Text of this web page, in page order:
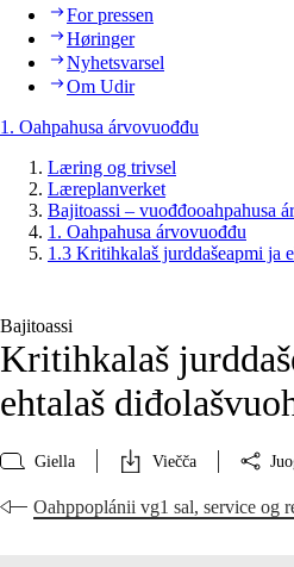
For pressen
Høringer
Nyhetsvarsel
Om Udir
1. Oahpahusa árvovuođđu
Læring og trivsel
Læreplanverket
Bajitoassi – vuođđooahpahusa
1. Oahpahusa árvovuođđu
1.3 Kritihkalaš jurddašeapmi ja
Bajitoassi
Kritihkalaš
ehtalaš
Giella Viečča
Oahppoplánii vg1 sal, service og